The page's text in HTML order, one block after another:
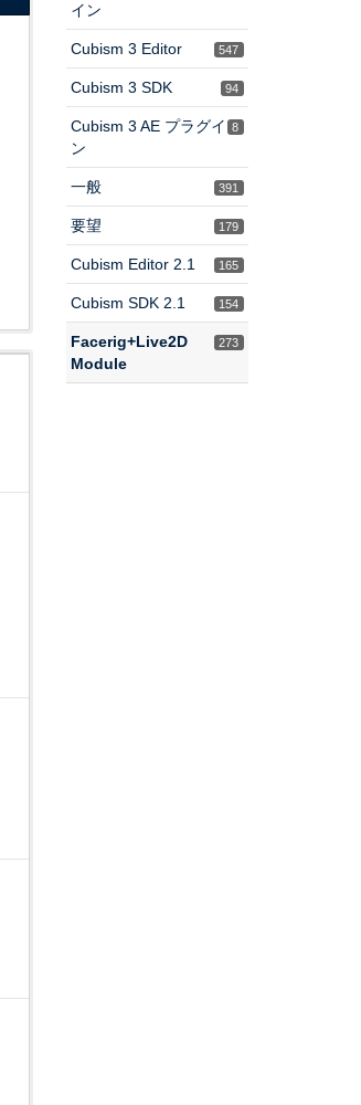
イン
547
Cubism 3 Editor
94
Cubism 3 SDK
8
Cubism 3 AE プラグイ
ン
391
一般
179
要望
165
Cubism Editor 2.1
154
Cubism SDK 2.1
273
Facerig+Live2D
Module